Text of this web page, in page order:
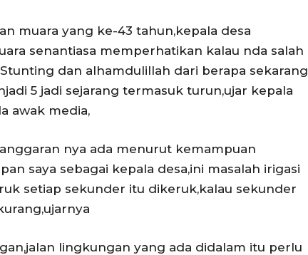
muara yang ke-43 tahun,kepala desa
senantiasa memperhatikan kalau nda salah
dan alhamdulillah dari berapa sekarang
5 jadi sejarang termasuk turun,ujar kepala
awak media,
nya ada menurut kemampuan
saya sebagai kepala desa,ini masalah irigasi
setiap sekunder itu dikeruk,kalau sekunder
lingkungan yang ada didalam itu perlu